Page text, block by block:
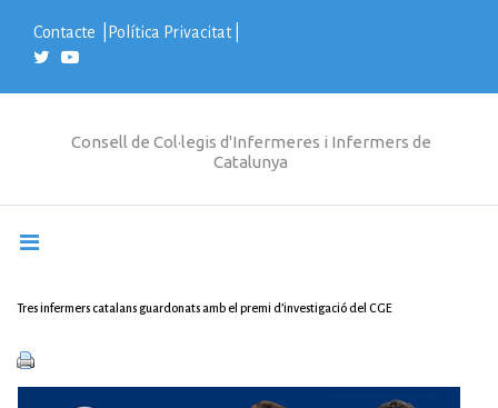
t
Contacte Política Privacitat|
Consell de Col·legis d'Infermeres i Infermers de
Catalunya
Tres infermers catalans guardonats amb el premi d’investigació del CGE